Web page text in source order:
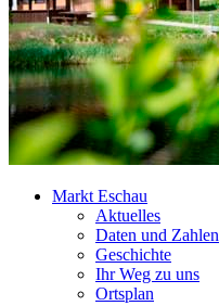
Markt Eschau
Aktuelles
Daten und Zahlen
Geschichte
Ihr Weg zu uns
Ortsplan